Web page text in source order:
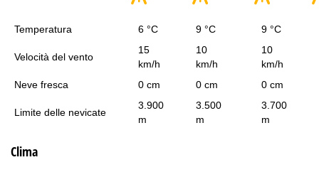
Temperatura 6 °C 9 °C 9 °C
Velocità del vento
15
km/h
10
km/h
10
km/h
Neve fresca
0 cm 0 cm 0 cm
Limite delle nevicate
3.900
m
3.500
m
3.700
m
Clima